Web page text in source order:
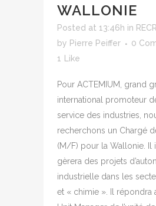
WALLONIE
Posted at 13:46h in
by Pierre Peiffer
0
1
Like
Pour ACTEMIUM, grand
international promoteur
service des industries,
recherchons un Chargé
(M/F) pour la Wallonie. Il
gèrera des projets
industrielle dans les
et « chimie ». Il répondra